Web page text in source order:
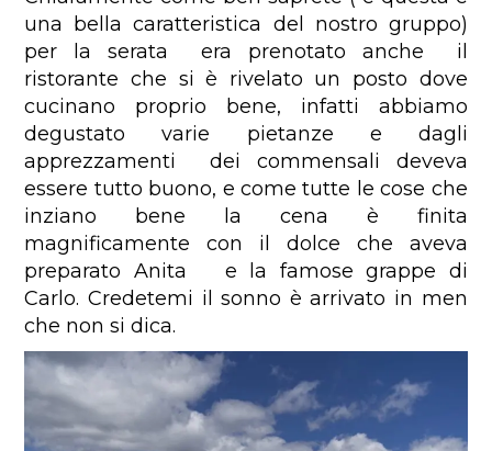
una bella caratteristica del nostro gruppo)
per la serata era prenotato anche il
ristorante che si è rivelato un posto dove
cucinano proprio bene, infatti abbiamo
degustato varie pietanze e dagli
apprezzamenti dei commensali deveva
essere tutto buono, e come tutte le cose che
inziano bene la cena è finita
magnificamente con il dolce che aveva
preparato Anita e la famose grappe di
Carlo. Credetemi il sonno è arrivato in men
che non si dica.